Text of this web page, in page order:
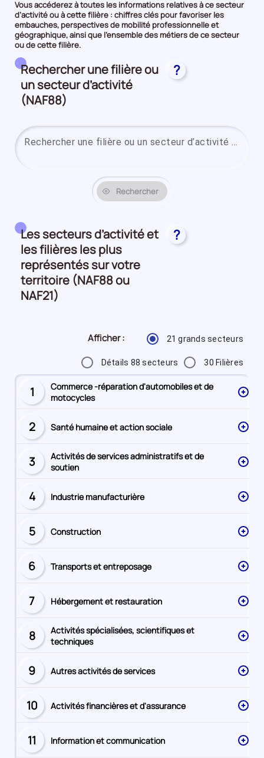
Vous accéderez à toutes les informations relatives à ce secteur
d’activité ou à cette filière : chiffres clés pour favoriser les
embauches, perspectives de mobilité professionnelle et
géographique, ainsi que l’ensemble des métiers de ce secteur
ou de cette filière.
Rechercher une filière ou
un secteur d’activité
(NAF88)
?
Rechercher
Les secteurs d’activité et
les filières les plus
représentés sur votre
territoire (NAF88 ou
NAF21)
?
Afficher : 21 grands secteurs
Détails 88 secteurs 30 Filières
Secteur
numéro
1
Commerce -réparation d'automobiles et de
motocycles
Secteur
numéro
2 Santé humaine et action sociale
Secteur
numéro
3
Activités de services administratifs et de
soutien
Secteur
numéro
4 Industrie manufacturière
Secteur
numéro
5 Construction
Secteur
numéro
6 Transports et entreposage
Secteur
numéro
7 Hébergement et restauration
Secteur
numéro
8
Activités spécialisées, scientifiques et
techniques
Secteur
numéro
9 Autres activités de services
Secteur
numéro
10 Activités financières et d'assurance
Secteur
numéro
11 Information et communication